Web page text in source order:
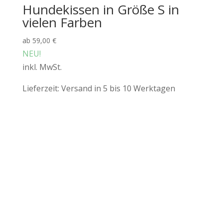
Hundekissen in Größe S in
vielen Farben
ab 59,00 €
NEU!
inkl. MwSt.
Lieferzeit: Versand in 5 bis 10 Werktagen